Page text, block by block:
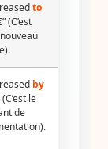
to
(C’est
by
le
de